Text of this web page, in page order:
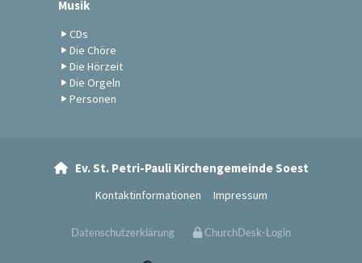
Musik
CDs
Die Chöre
Die Hörzeit
Die Orgeln
Personen
Ev. St. Petri-Pauli Kirchengemeinde Soest
Kontaktinformationen Impressum
Datenschutzerklärung ChurchDesk-Login